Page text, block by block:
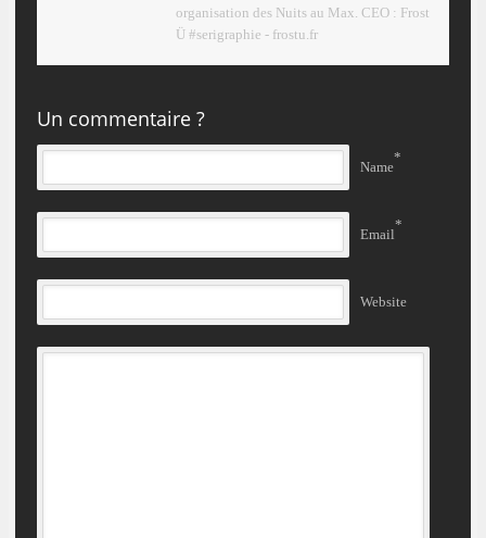
organisation des Nuits au Max. CEO : Frost
Ü #serigraphie - frostu.fr
Un commentaire ?
Name
*
Email
*
Website